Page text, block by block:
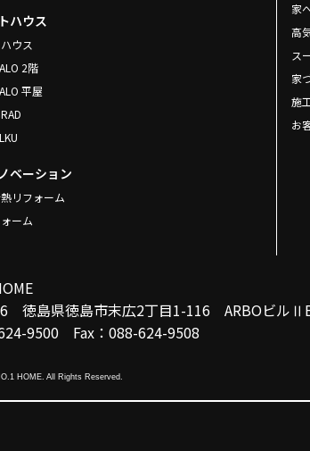
ハウス
ウス
2階
平屋
ベーション
リフォーム
ーム
家
高
ス
家
施
お
徳島県徳島市末広2丁目1-116 ARBOビル
9500 Fax：088-624-9508
HOME. All Rights Reserved.